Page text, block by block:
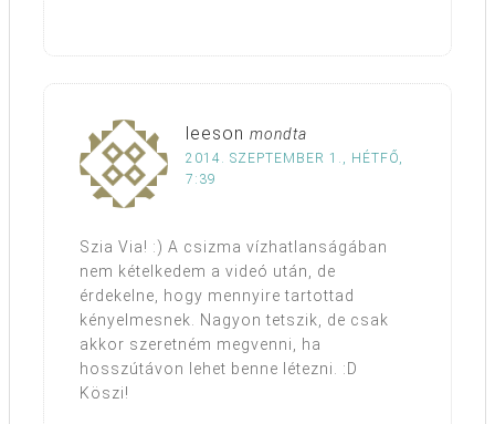
leeson mondta
2014. SZEPTEMBER 1., HÉTFŐ,
7:39
Szia Via! :) A csizma vízhatlanságában
nem kételkedem a videó után, de
érdekelne, hogy mennyire tartottad
kényelmesnek. Nagyon tetszik, de csak
akkor szeretném megvenni, ha
hosszútávon lehet benne létezni. :D
Köszi!